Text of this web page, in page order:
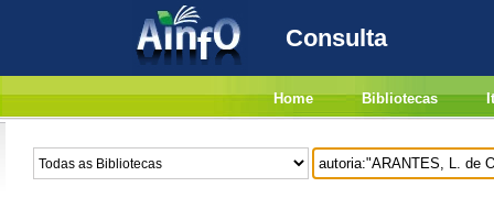
Consulta
Home Bibliotecas